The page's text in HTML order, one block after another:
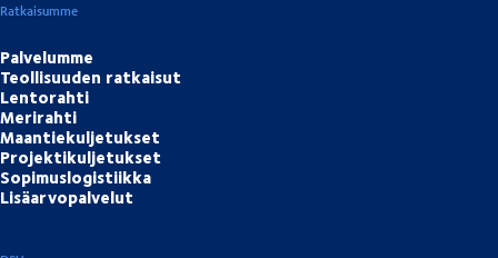
Ratkaisumme
Palvelumme
Teollisuuden ratkaisut
Lentorahti
Merirahti
Maantiekuljetukset
Projektikuljetukset
Sopimuslogistiikka
Lisäarvopalvelut